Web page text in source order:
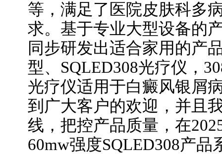
等，满足了医院皮肤科多
求。基于专业大型设备的
同步研发出适合家用的产
型、SQLED308光疗仪，
光疗仪适用于白癜风银屑
到广大客户的欢迎，并且
线，把控产品质量，在
60mw强度SQLED308产